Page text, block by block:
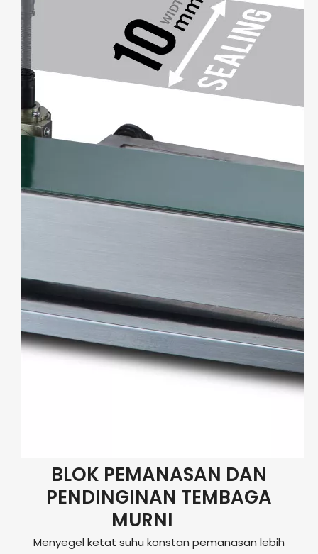
BLOK PEMANASAN DAN
PENDINGINAN TEMBAGA
MURNI
Menyegel ketat suhu konstan pemanasan lebih